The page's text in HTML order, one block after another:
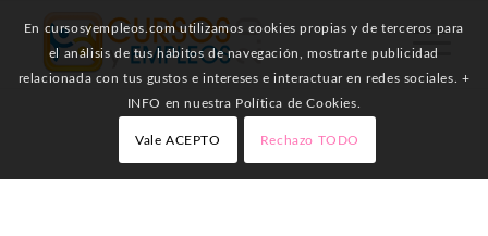
En cursosyempleos.com utilizamos cookies propias y de terceros para
el análisis de tus hábitos de navegación, mostrarte publicidad
relacionada con tus gustos e intereses e interactuar en redes sociales. +
INFO en nuestra Política de Cookies.
Vale ACEPTO Rechazo TODO